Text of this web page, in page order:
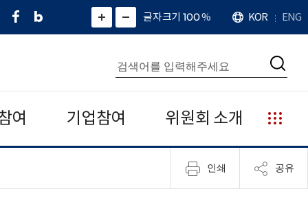
페
네
그
)
화
면
면
소
확
대
치
글자크기 100%
언
어
KOR ENG
통
합
검
색
검
여 기업참여 위원회 소개
누
리
집
안
인쇄 공유